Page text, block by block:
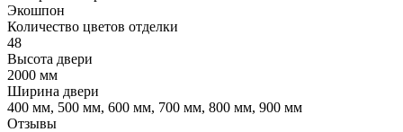
Экошпон
Количество цветов отделки
48
Высота двери
2000 мм
Ширина двери
400 мм, 500 мм, 600 мм, 700 мм, 800 мм, 900 мм
Отзывы